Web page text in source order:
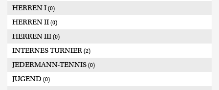
HERREN I (0)
HERREN II (0)
HERREN III (0)
INTERNES TURNIER (2)
JEDERMANN-TENNIS (0)
JUGEND (0)